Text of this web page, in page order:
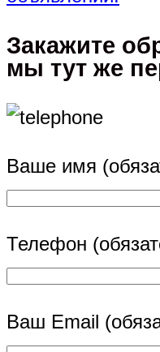
Закажите
мы тут же
Ваше имя
Телефон
Ваш Email